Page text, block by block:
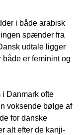
i både arabisk
spænder fra
udtale ligger
både er feminint og
Danmark ofte
voksende bølge af
for danske
alt efter de kanji-